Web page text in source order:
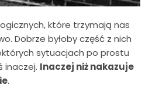
które trzymają nas
Dobrze byłoby część z nich
sytuacjach po prostu
inaczej. Inaczej niż nakazuje
.